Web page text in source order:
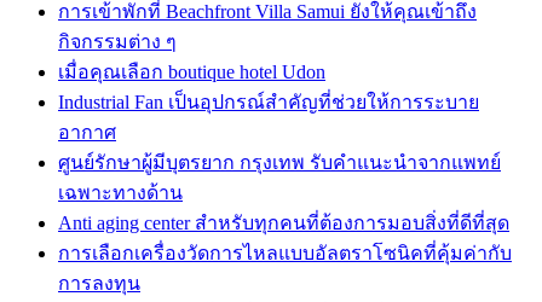
การเข้าพักที่ Beachfront Villa Samui ยังให้คุณเข้าถึง
กิจกรรมต่าง ๆ
เมื่อคุณเลือก boutique hotel Udon
Industrial Fan เป็นอุปกรณ์สำคัญที่ช่วยให้การระบาย
อากาศ
ศูนย์รักษาผู้มีบุตรยาก กรุงเทพ รับคำแนะนำจากแพทย์
เฉพาะทางด้าน
Anti aging center สำหรับทุกคนที่ต้องการมอบสิ่งที่ดีที่สุด
การเลือกเครื่องวัดการไหลแบบอัลตราโซนิคที่คุ้มค่ากับ
การลงทุน